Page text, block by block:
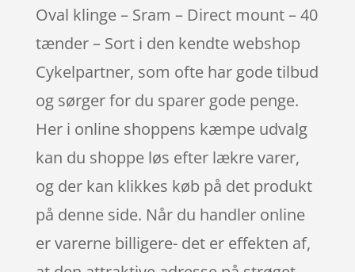
Oval klinge – Sram – Direct mount – 40
tænder – Sort i den kendte webshop
Cykelpartner, som ofte har gode tilbud
og sørger for du sparer gode penge.
Her i online shoppens kæmpe udvalg
kan du shoppe løs efter lækre varer,
og der kan klikkes køb på det produkt
på denne side. Når du handler online
er varerne billigere- det er effekten af,